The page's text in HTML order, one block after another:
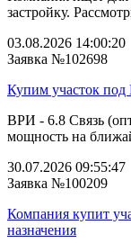
застройку.
03.08.2026 14:00:20
Заявка №102698
Купим участок
ВРИ - 6.8 Связь
мощность на
30.07.2026 09:55:47
Заявка №100209
Компания купит
назначения